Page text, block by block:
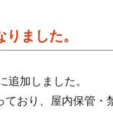
ました。
追加しました。
おり、屋内保管・